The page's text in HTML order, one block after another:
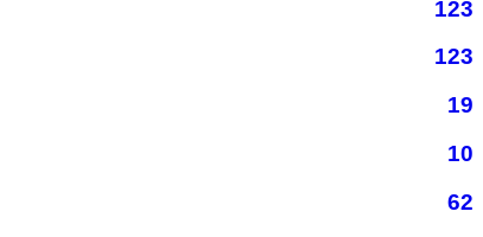
123
123
19
10
62